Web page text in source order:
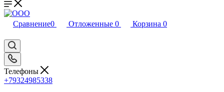
Сравнение0 Отложенные 0 Корзина 0
Телефоны
+79324985338